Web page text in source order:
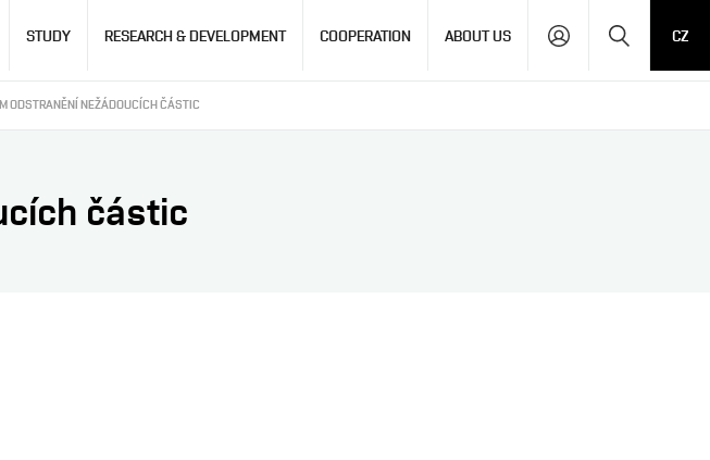
STUDY RESEARCH & DEVELOPMENT COOPERATION ABOUT US CZ
ODSTRANĚNÍ NEŽÁDOUCÍCH ČÁSTIC
částic